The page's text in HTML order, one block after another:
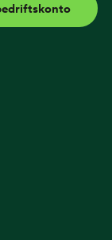
rabatt ved
er kunde eller
alltid
ingen
Som